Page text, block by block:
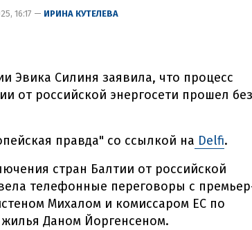
16:17 — ИРИНА КУТЕЛЕВА
Эвика Силиня заявила, что процесс
от российской энергосети прошел без
правда" со ссылкой на Delfi.
стран Балтии от российской
телефонные переговоры с
Михалом и комиссаром ЕС по
Даном Йоргенсеном.